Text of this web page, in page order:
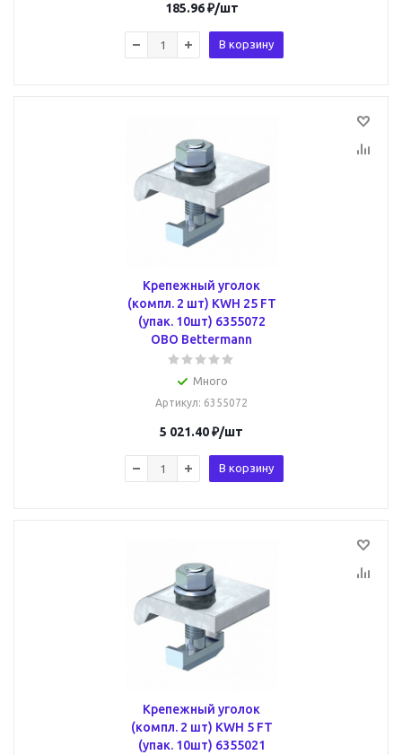
185.96₽/шт
В корзину
Крепежный уголок
(компл. 2 шт) KWH 25 FT
(упак. 10шт) 6355072
OBO Bettermann
Много
Артикул: 6355072
5 021.40₽/шт
В корзину
Крепежный уголок
(компл. 2 шт) KWH 5 FT
(упак. 10шт) 6355021